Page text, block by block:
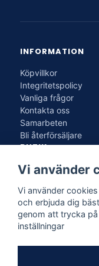
Kan jag
Är det
keramisk
Helt skonsamt.
tillsammans med
att bryta ner.
INFORMATION
Köpvillkor
Integritetspolicy
Vanliga frågor
Kontakta oss
Samarbeten
Bli återförsäljare
BUTIK
IK Solution AB
136 50 Jordbro
Öppettider
Vi använder
Vi använder
och erbjuda dig
genom att trycka på
inställningar